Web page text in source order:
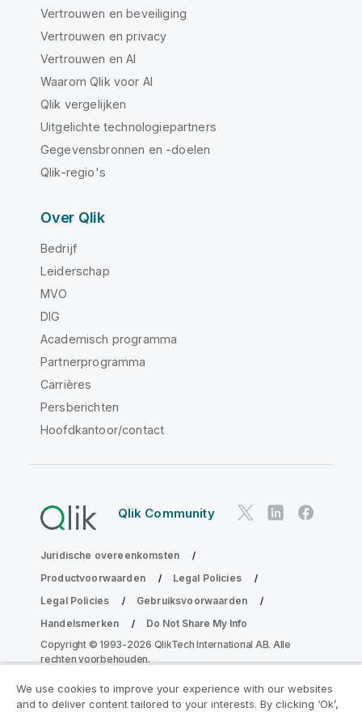
Vertrouwen en beveiliging
Vertrouwen en privacy
Vertrouwen en AI
Waarom Qlik voor AI
Qlik vergelijken
Uitgelichte technologiepartners
Gegevensbronnen en -doelen
Qlik-regio's
Over Qlik
Bedrijf
Leiderschap
MVO
DIG
Academisch programma
Partnerprogramma
Carrières
Persberichten
Hoofdkantoor/contact
Qlik Community
Juridische overeenkomsten
Productvoorwaarden
Legal Policies
Legal Policies
Gebruiksvoorwaarden
Handelsmerken
Do Not Share My Info
Copyright © 1993-2026 QlikTech International AB. Alle
rechten voorbehouden.
We use cookies to improve your experience with our websites
and to deliver content tailored to your interests. By clicking ‘Ok’,